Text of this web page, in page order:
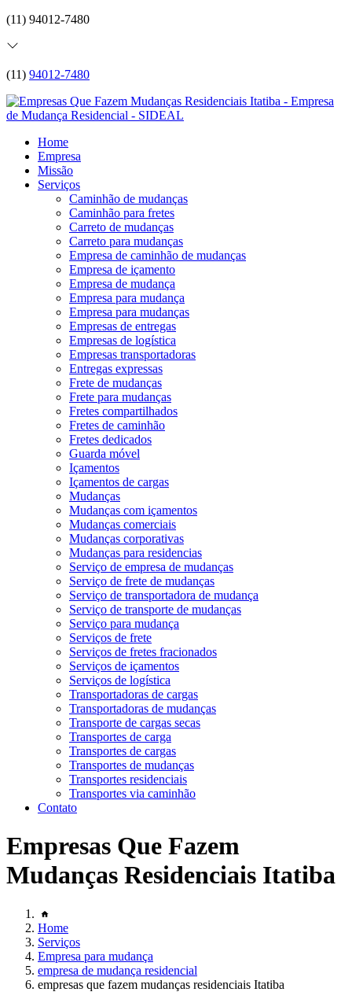
(11) 94012-7480
(11) 94012-7480
Home
Empresa
Missão
Serviços
Caminhão de mudanças
Caminhão para fretes
Carreto de mudanças
Carreto para mudanças
Empresa de caminhão de mudanças
Empresa de içamento
Empresa de mudança
Empresa para mudança
Empresa para mudanças
Empresas de entregas
Empresas de logística
Empresas transportadoras
Entregas expressas
Frete de mudanças
Frete para mudanças
Fretes compartilhados
Fretes de caminhão
Fretes dedicados
Guarda móvel
Içamentos
Içamentos de cargas
Mudanças
Mudanças com içamentos
Mudanças comerciais
Mudanças corporativas
Mudanças para residencias
Serviço de empresa de mudanças
Serviço de frete de mudanças
Serviço de transportadora de mudança
Serviço de transporte de mudanças
Serviço para mudança
Serviços de frete
Serviços de fretes fracionados
Serviços de içamentos
Serviços de logística
Transportadoras de cargas
Transportadoras de mudanças
Transporte de cargas secas
Transportes de carga
Transportes de cargas
Transportes de mudanças
Transportes residenciais
Transportes via caminhão
Contato
Empresas Que Fazem
Mudanças Residenciais Itatiba
Home
Serviços
Empresa para mudança
empresa de mudança residencial
empresas que fazem mudanças residenciais Itatiba